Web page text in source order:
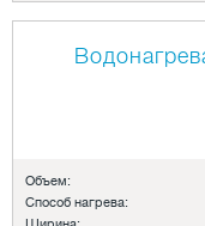
Объем:
Способ нагрева: